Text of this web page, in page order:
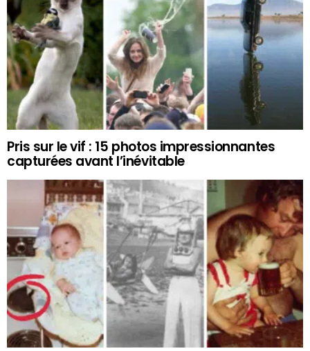
Pris sur le vif : 15 photos impressionnantes
capturées avant l’inévitable